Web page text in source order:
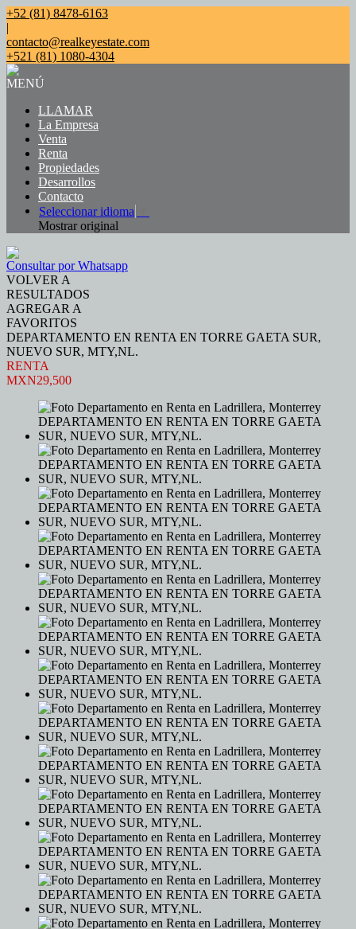
+52 (81) 8478-6163
|
contacto@realkeyestate.com
+521 (81) 1080-4304
MENÚ
LLAMAR
La Empresa
Venta
Renta
Propiedades
Desarrollos
Contacto
Seleccionar idioma
Mostrar original
Consultar por Whatsapp
VOLVER A
RESULTADOS
AGREGAR A
FAVORITOS
DEPARTAMENTO EN RENTA EN TORRE GAETA SUR,
NUEVO SUR, MTY,NL.
RENTA
MXN29,500